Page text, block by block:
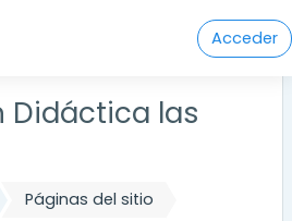
Acceder
Didáctica las
Páginas del sitio